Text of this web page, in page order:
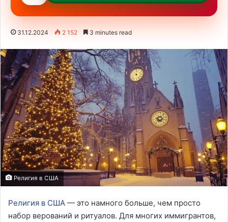
31.12.2024 2 152 3 minutes read
Религия в США
Религия в США — это намного больше, чем просто
набор верований и ритуалов. Для многих иммигрантов,